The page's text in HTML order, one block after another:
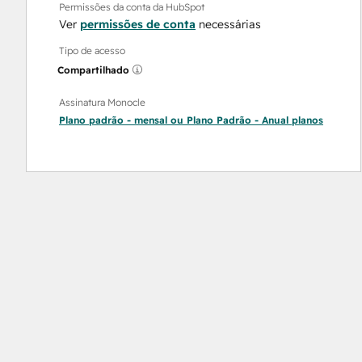
Permissões da conta da HubSpot
Ver permissões de conta necessárias
Tipo de acesso
Compartilhado
Assinatura Monocle
Plano padrão - mensal ou Plano Padrão - Anual planos